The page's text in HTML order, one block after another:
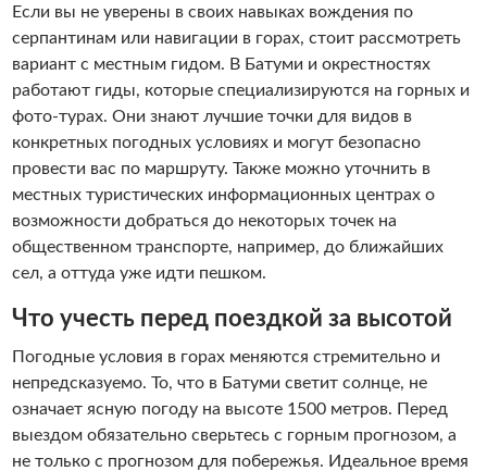
Если вы не уверены в своих навыках вождения по
серпантинам или навигации в горах, стоит рассмотреть
вариант с местным гидом. В Батуми и окрестностях
работают гиды, которые специализируются на горных и
фото-турах. Они знают лучшие точки для видов в
конкретных погодных условиях и могут безопасно
провести вас по маршруту. Также можно уточнить в
местных туристических информационных центрах о
возможности добраться до некоторых точек на
общественном транспорте, например, до ближайших
сел, а оттуда уже идти пешком.
Что учесть перед поездкой за высотой
Погодные условия в горах меняются стремительно и
непредсказуемо. То, что в Батуми светит солнце, не
означает ясную погоду на высоте 1500 метров. Перед
выездом обязательно сверьтесь с горным прогнозом, а
не только с прогнозом для побережья. Идеальное время